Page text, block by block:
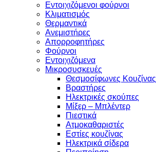
Εντοιχιζόμενοι φούρνοι
Κλιματισμός
Θερμαντικά
Ανεμιστήρες
Απορροφητήρες
Φούρνοι
Εντoιχιζόμενα
Μικροσυσκευές
Θεσμοσίφωνες Κουζίνας
Βραστήρες
Ηλεκτρικές σκούπες
Μίξερ – Μπλέντερ
Πιεστικά
Ατμοκαθαριστές
Εστίες κουζίνας
Ηλεκτρικά σίδερα